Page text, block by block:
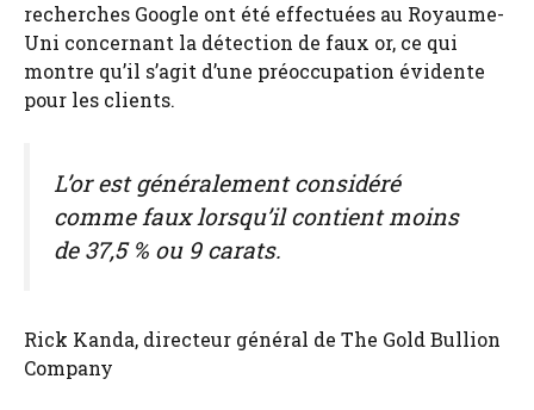
recherches Google ont été effectuées au Royaume-
Uni concernant la détection de faux or, ce qui
montre qu’il s’agit d’une préoccupation évidente
pour les clients.
L’or est généralement considéré
comme faux lorsqu’il contient moins
de 37,5 % ou 9 carats.
Rick Kanda, directeur général de The Gold Bullion
Company